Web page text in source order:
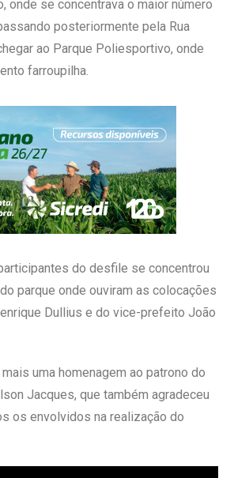
onde se concentrava o maior número
posteriormente pela Rua
ao Parque Poliesportivo, onde
farroupilha.
do desfile se concentrou
parque onde ouviram as colocações
Dullius e do vice-prefeito João
uma homenagem ao patrono do
Jacques, que também agradeceu
os envolvidos na realização do